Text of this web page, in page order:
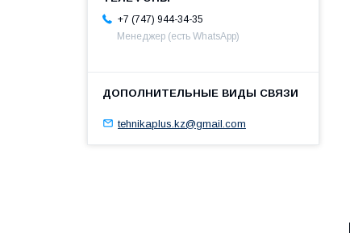
+7 (747) 944-34-35
Менеджер (есть WhatsApp)
tehnikaplus.kz@gmail.com